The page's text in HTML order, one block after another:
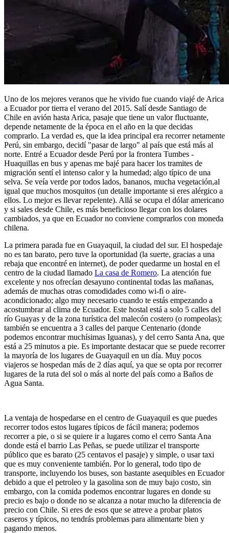
Uno de los mejores veranos que he vivido fue cuando viajé de Arica
a Ecuador por tierra el verano del 2015. Salí desde Santiago de
Chile en avión hasta Arica, pasaje que tiene un valor fluctuante,
depende netamente de la época en el año en la que decidas
comprarlo. La verdad es, que la idea principal era recorrer netamente
Perú, sin embargo, decidí "pasar de largo" al país que está más al
norte. Entré a Ecuador desde Perú por la frontera Tumbes -
Huaquillas en bus y apenas me bajé para hacer los tramites de
migración sentí el intenso calor y la humedad; algo típico de una
selva. Se veía verde por todos lados, bananos, mucha vegetación,al
igual que muchos mosquitos (un detalle importante si eres alérgico a
ellos. Lo mejor es llevar repelente). Allá se ocupa el dólar americano
y si sales desde Chile, es más beneficioso llegar con los dolares
cambiados, ya que en Ecuador no conviene comprarlos con moneda
chilena.
La primera parada fue en Guayaquil, la ciudad del sur. El hospedaje
no es tan barato, pero tuve la oportunidad (la suerte, gracias a una
rebaja que encontré en internet), de poder quedarme un hostal en el
centro de la ciudad llamado La casa de Romero. La atención fue
excelente y nos ofrecían desayuno continental todas las mañanas,
además de muchas otras comodidades como wi-fi o aire-
acondicionado; algo muy necesario cuando te estás empezando a
acostumbrar al clima de Ecuador. Este hostal está a solo 5 calles del
río Guayas y de la zona turística del malecón costero (o rompeolas);
también se encuentra a 3 calles del parque Centenario (donde
podemos encontrar muchísimas Iguanas), y del cerro Santa Ana, que
está a 25 minutos a pie. Es importante destacar que se puede recorrer
la mayoría de los lugares de Guayaquil en un día. Muy pocos
viajeros se hospedan más de 2 días aquí, ya que se opta por recorrer
lugares de la ruta del sol o más al norte del país como a Baños de
Agua Santa.
La ventaja de hospedarse en el centro de Guayaquil es que puedes
recorrer todos estos lugares típicos de fácil manera; podemos
recorrer a pie, o si se quiere ir a lugares como el cerro Santa Ana
donde está el barrio Las Peñas, se puede utilizar el transporte
público que es barato (25 centavos el pasaje) y simple, o usar taxi
que es muy conveniente también. Por lo general, todo tipo de
transporte, incluyendo los buses, son bastante asequibles en Ecuador
debido a que el petroleo y la gasolina son de muy bajo costo, sin
embargo, con la comida podemos encontrar lugares en donde su
precio es bajo o donde no se alcanza a notar mucho la diferencia de
precio con Chile. Si eres de esos que se atreve a probar platos
caseros y típicos, no tendrás problemas para alimentarte bien y
pagando menos.